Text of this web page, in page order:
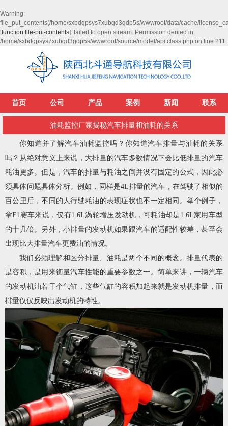
Warning:
file_put_contents(/home/sxbdgpsys7xubgd3gdp5s/wwwroot/data/cache/
[function.file-put-contents]: failed to open stream: Permission denied in
/home/sxbdgpsys7xubgd3gdp5s/wwwroot/source/model/api.class.php on line 211
首页 公司 产品 案例 新闻 联系
油耗监控厂家揭秘汽车排量和油耗的关系
你知道并了解汽车油耗监控吗？你知道汽车排量与油耗的关系
吗？从绝对意义上来说，大排量的汽车多数情况下会比低排量的汽车
耗油更多。但是，汽车的排量与耗油之间并没有固定的公式，因此必
须具体问题具体分析。例如，同样是4L排量的汽车，在驾驶了相似的
百公里后，不同的人行驶耗油的表现症状也不一定相同。举个例子，
拿F1赛车来说，仅有1.6L涡轮增压发动机，可耗油却是1.6L家用车型
的十几倍。另外，小排量的发动机如果跟汽车的适配性较差，甚至会
出现比大排量汽车更费油的情况。
我们必须理解和区分排量、油耗是两个不同的概念。排量代表的
是容积，是用来衡量汽车性能的重要参数之一。简单来讲，一辆汽车
的发动机油若干个气缸，这些气缸的容积加起来就是发动机排量，而
排量仅仅反映出发动机的特性。